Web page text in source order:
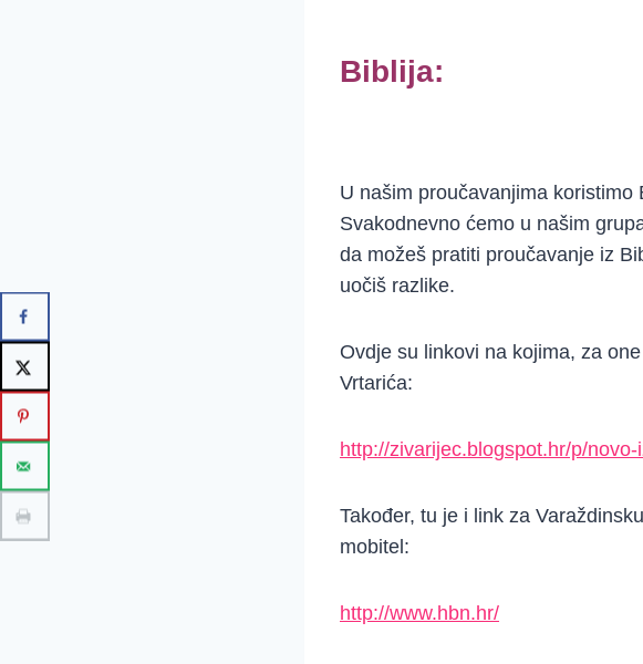
Biblija:
U našim proučavanjima
Svakodnevno ćemo u našim
da možeš pratiti proučavanje iz
uočiš razlike.
Ovdje su linkovi na kojima, za
Vrtarića:
http://zivarijec.blogspot.hr/p/
Također, tu je i link za
mobitel:
http://www.hbn.hr/